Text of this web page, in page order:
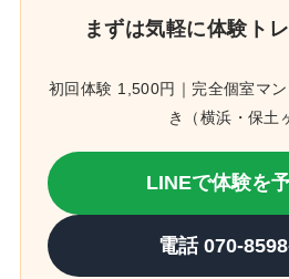
まずは気軽に体験ト
初回体験 1,500円｜完全個室マ
き（横浜・保土
LINEで体験を
電話 070-